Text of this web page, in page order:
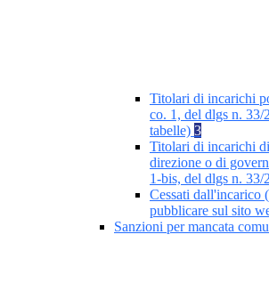
Titolari di incarichi
co. 1, del dlgs n. 33/
tabelle) 3
Titolari di incarichi
direzione o di
1-bis, del dlgs n. 33/
Cessati dall'incarico
pubblicare sul sito
Sanzioni per mancata